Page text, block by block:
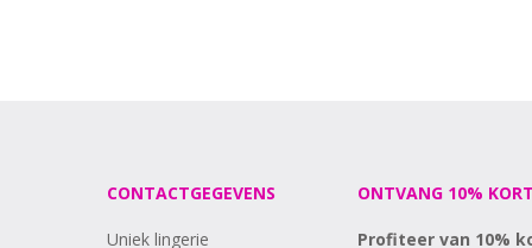
CONTACTGEGEVENS
Uniek lingerie
ONTVANG 10%
Profiteer van 10%